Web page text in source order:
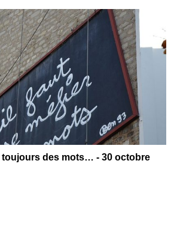
toujours des mots… - 30 octobre